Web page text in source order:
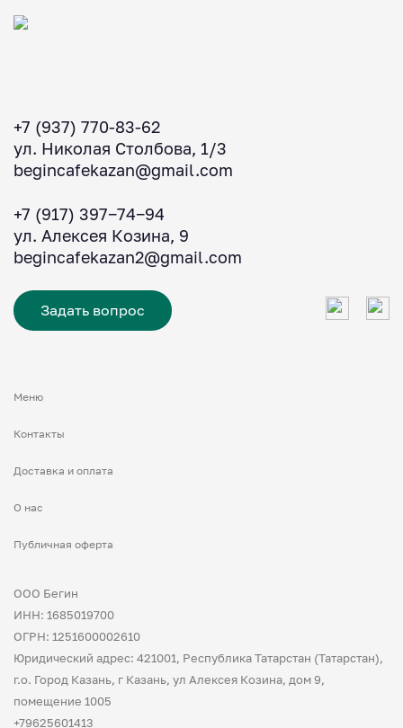
+7 (937) 770-83-62
ул. Николая Столбова, 1/3
begincafekazan@gmail.com
+7 (917) 397‒74‒94
ул. Алексея Козина, 9
begincafekazan2@gmail.com
Задать вопрос
Меню
Контакты
Доставка и оплата
О нас
Публичная оферта
ООО Бегин
ИНН: 1685019700
ОГРН: 1251600002610
Юридический адрес: 421001, Республика Татарстан (Татарстан),
г.о. Город Казань, г Казань, ул Алексея Козина, дом 9,
помещение 1005
+79625601413